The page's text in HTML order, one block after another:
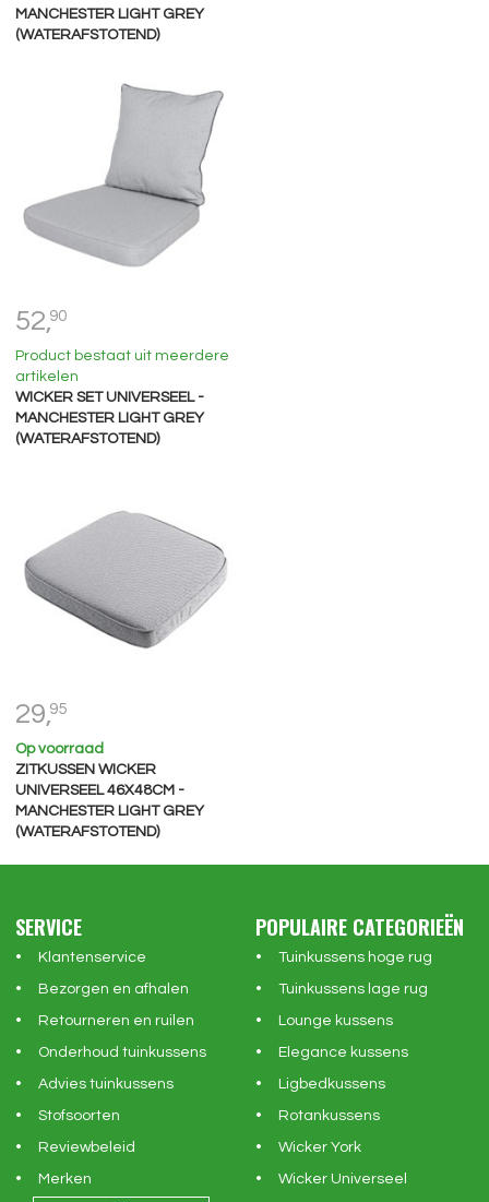
MANCHESTER LIGHT GREY
(WATERAFSTOTEND)
52,90
Product bestaat uit meerdere
artikelen
WICKER SET UNIVERSEEL -
MANCHESTER LIGHT GREY
(WATERAFSTOTEND)
29,95
Op voorraad
ZITKUSSEN WICKER
UNIVERSEEL 46X48CM -
MANCHESTER LIGHT GREY
(WATERAFSTOTEND)
SERVICE
Klantenservice
Bezorgen en afhalen
Retourneren en ruilen
Onderhoud tuinkussens
Advies tuinkussens
Stofsoorten
Reviewbeleid
Merken
POPULAIRE CATEGORIEËN
Tuinkussens hoge rug
Tuinkussens lage rug
Lounge kussens
Elegance kussens
Ligbedkussens
Rotankussens
Wicker York
Wicker Universeel